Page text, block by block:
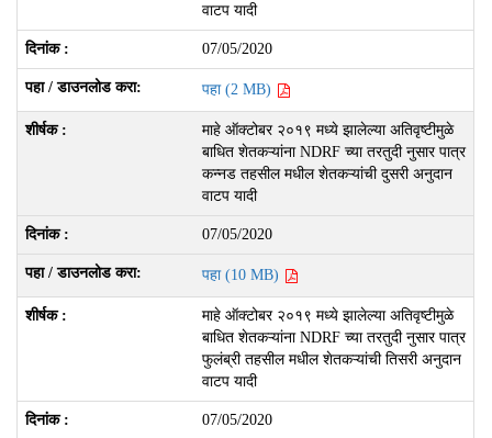
वाटप यादी
07/05/2020
पहा (2 MB)
माहे ऑक्टोबर २०१९ मध्ये झालेल्या अतिवृष्टीमुळे
बाधित शेतकऱ्यांना NDRF च्या तरतुदी नुसार पात्र
कन्नड तहसील मधील शेतकऱ्यांची दुसरी अनुदान
वाटप यादी
07/05/2020
पहा (10 MB)
माहे ऑक्टोबर २०१९ मध्ये झालेल्या अतिवृष्टीमुळे
बाधित शेतकऱ्यांना NDRF च्या तरतुदी नुसार पात्र
फुलंब्री तहसील मधील शेतकऱ्यांची तिसरी अनुदान
वाटप यादी
07/05/2020